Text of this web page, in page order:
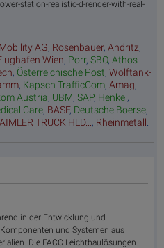
station-realistic-d-render-with-real-
AG, Rosenbauer, Andritz,
Wien, Porr, SBO, Athos
, Österreichische Post, Wolftank-
, Kapsch TrafficCom, Amag,
Austria, UBM, SAP, Henkel,
Care, BASF, Deutsche Boerse,
TRUCK HLD... , Rheinmetall
in der Entwicklung und
und Systemen aus
Die FACC Leichtbaulösungen